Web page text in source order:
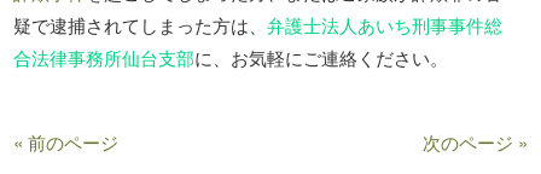
疑で逮捕されてしまった方は、弁護士法人あいち刑事事件総
合法律事務所仙台支部に、お気軽にご連絡ください。
« 前のページ 次のページ »